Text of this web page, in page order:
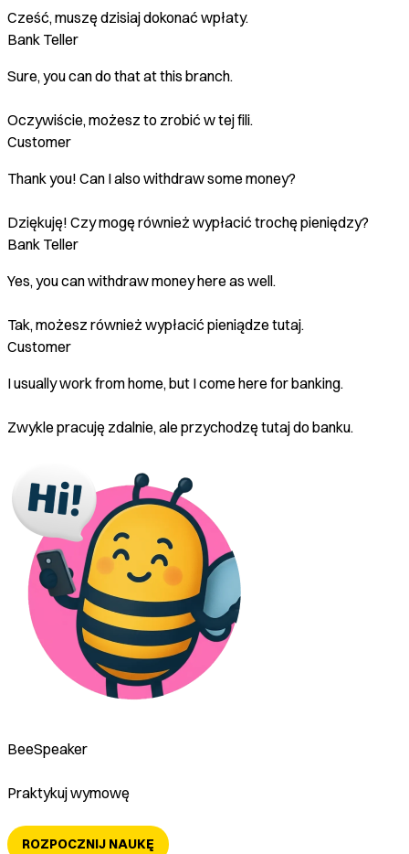
Cześć, muszę dzisiaj dokonać wpłaty.
Bank Teller
Sure, you can do that at this branch.
Oczywiście, możesz to zrobić w tej fili.
Customer
Thank you! Can I also withdraw some money?
Dziękuję! Czy mogę również wypłacić trochę pieniędzy?
Bank Teller
Yes, you can withdraw money here as well.
Tak, możesz również wypłacić pieniądze tutaj.
Customer
I usually work from home, but I come here for banking.
Zwykle pracuję zdalnie, ale przychodzę tutaj do banku.
BeeSpeaker
Praktykuj wymowę
ROZPOCZNIJ NAUKĘ